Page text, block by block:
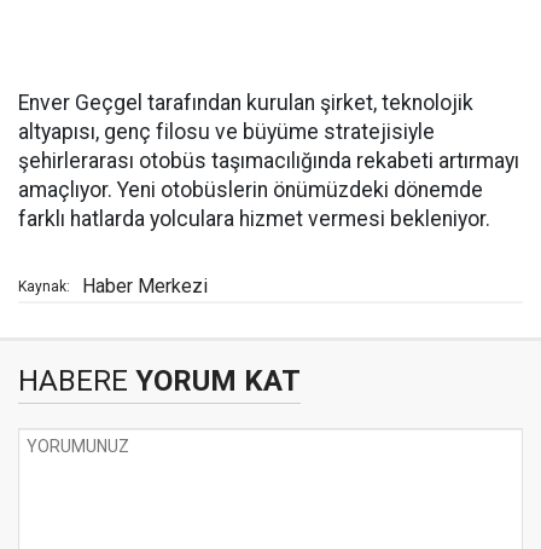
Enver Geçgel tarafından kurulan şirket, teknolojik
altyapısı, genç filosu ve büyüme stratejisiyle
şehirlerarası otobüs taşımacılığında rekabeti artırmayı
amaçlıyor. Yeni otobüslerin önümüzdeki dönemde
farklı hatlarda yolculara hizmet vermesi bekleniyor.
Kaynak: Haber Merkezi
HABERE YORUM KAT